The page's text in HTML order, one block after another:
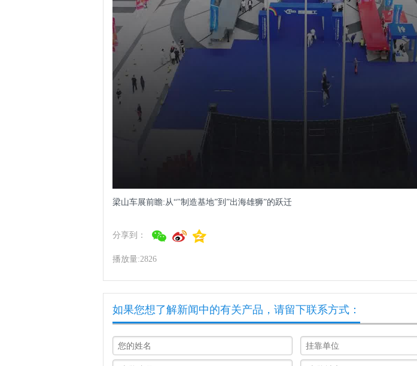
梁山车展前瞻:从“"制造基地”到”出海雄狮”的跃迁
分享到：
播放量:2826
如果您想了解新闻中的有关产品，请留下联系方式：